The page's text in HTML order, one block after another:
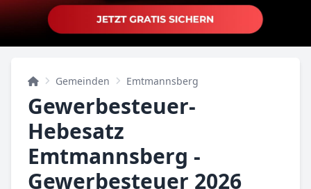
Gemeinden Emtmannsberg
Gewerbesteuer-
Hebesatz
Emtmannsberg -
Gewerbesteuer 2026